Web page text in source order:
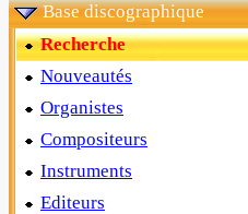
Base discographique
Recherche
Nouveautés
Organistes
Compositeurs
Instruments
Editeurs